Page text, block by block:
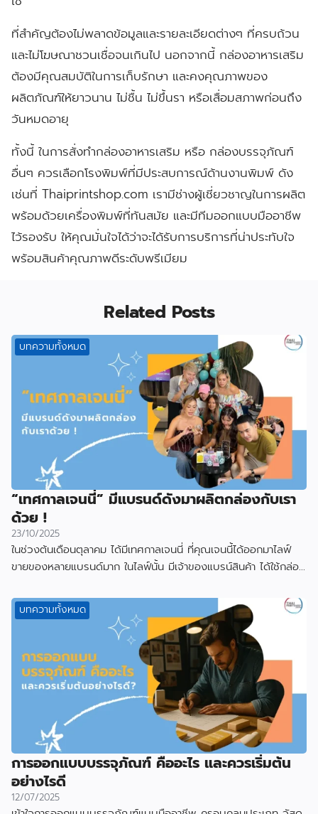
ที่สำคัญต้องไม่พลาดข้อมูลและรายละเอียดต่างๆ ที่ครบถ้วน
และไม่โฆษณาชวนเชื่อจนเกินไป นอกจากนี้ กล่องอาหารเสริม
ต้องมีคุณสมบัติในการเก็บรักษา และคงคุณภาพของ
ผลิตภัณฑ์ให้ยาวนาน ไม่ชื้น ไม่ขึ้นรา หรือเสื่อมสภาพก่อนถึง
วันหมดอายุ
ทั้งนี้ ในการสั่งทำกล่องอาหารเสริม หรือ กล่องบรรจุภัณฑ์
อื่นๆ ควรเลือกโรงพิมพ์ที่มีประสบการณ์ด้านงานพิมพ์ ดัง
เช่นที่ Thaiprintshop.com เรามีช่างผู้เชี่ยวชาญในการผลิต
พร้อมด้วยเครื่องพิมพ์ที่ทันสมัย และมีทีมออกแบบมืออาชีพ
ไว้รองรับ ให้คุณมั่นใจได้ว่าจะได้รับการบริการที่น่าประทับใจ
พร้อมสินค้าคุณภาพดีระดับพรีเมียม
Related Posts
บทความทั้งหมด
“เทศกาลเจนนี่” มีแบรนด์ดังมาผลิตกล่องกับเรา
ด้วย !
23/10/2025
ในช่วงต้นเดือนตุลาคม ได้มีเทศกาลเจนนี่ ที่คุณเจนนี้ได้ออกมาไลฟ์
ขายของหลายแบรนด์มาก ในไลฟ์นั้น มีเจ้าของแบรน์สินค้า ได้ใช้กล่อง
บทความทั้งหมด
การออกแบบบรรจุภัณฑ์ คืออะไร และควรเริ่มต้น
อย่างไรดี
12/07/2025